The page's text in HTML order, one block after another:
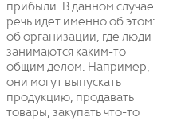
прибыли. В данном случае
речь идет именно об этом:
об организации, где люди
занимаются каким-то
общим делом. Например,
они могут выпускать
продукцию, продавать
товары, закупать что-то